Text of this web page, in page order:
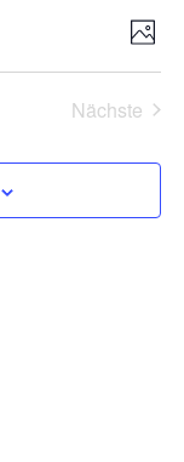
Foto
Nächste